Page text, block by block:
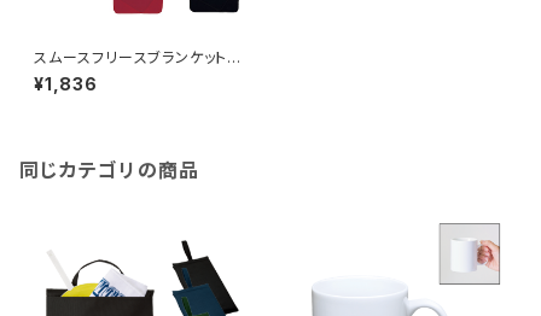
スムースフリースブランケット
（L） MG
¥1,836
同じカテゴリの商品